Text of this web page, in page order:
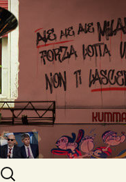
Keresés: